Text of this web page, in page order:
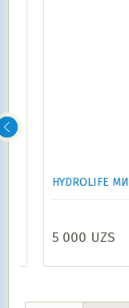
HYDROLIFE
5 000UZS